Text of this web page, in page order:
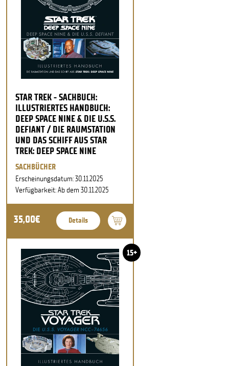
STAR TREK - SACHBUCH:
ILLUSTRIERTES HANDBUCH:
DEEP SPACE NINE & DIE U.S.S.
DEFIANT / DIE RAUMSTATION
UND DAS SCHIFF AUS STAR
TREK: DEEP SPACE NINE
SACHBÜCHER
Erscheinungsdatum: 30.11.2025
Verfügbarkeit: Ab dem 30.11.2025
35,00€ Details
15+